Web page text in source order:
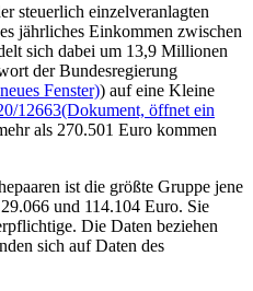
steuerlich einzelveranlagten
jährliches Einkommen zwischen
sich dabei um 13,9 Millionen
der Bundesregierung
Fenster)) auf eine Kleine
12663(Dokument, öffnet ein
als 270.501 Euro kommen
ist die größte Gruppe jene
und 114.104 Euro. Sie
Die Daten beziehen
sich auf Daten des